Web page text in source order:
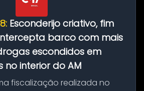
Esconderijo criativo, fim
barco com mais
escondidos em
no interior do AM
fiscalização realizada no